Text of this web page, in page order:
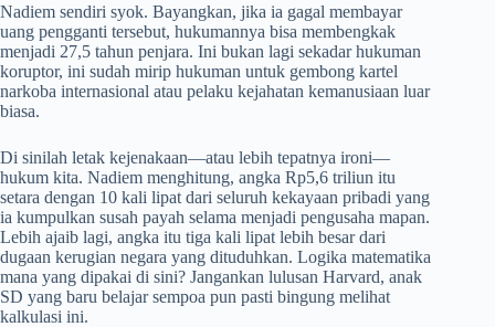
Nadiem sendiri syok. Bayangkan, jika ia gagal membayar
uang pengganti tersebut, hukumannya bisa membengkak
menjadi 27,5 tahun penjara. Ini bukan lagi sekadar hukuman
koruptor, ini sudah mirip hukuman untuk gembong kartel
narkoba internasional atau pelaku kejahatan kemanusiaan luar
biasa.
Di sinilah letak kejenakaan—atau lebih tepatnya ironi—
hukum kita. Nadiem menghitung, angka Rp5,6 triliun itu
setara dengan 10 kali lipat dari seluruh kekayaan pribadi yang
ia kumpulkan susah payah selama menjadi pengusaha mapan.
Lebih ajaib lagi, angka itu tiga kali lipat lebih besar dari
dugaan kerugian negara yang dituduhkan. Logika matematika
mana yang dipakai di sini? Jangankan lulusan Harvard, anak
SD yang baru belajar sempoa pun pasti bingung melihat
kalkulasi ini.